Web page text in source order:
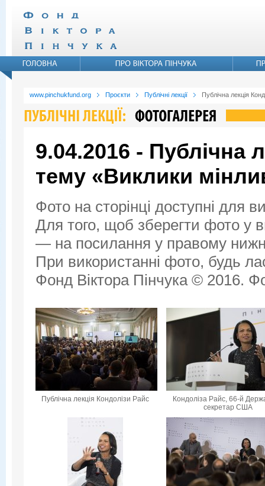
www.pinchukfund.org Проєкти Публічні лекції Публічна лекція
9.04.2016 - Публічна
тему «Виклики
Фото на сторінці доступні для
Для того, щоб зберегти фото у
— на посилання у правому
При використанні фото, будь
Фонд Віктора Пінчука © 2016.
Публічна лекція Кондолізи Райс
Кондоліза Райс, 66-й
секретар США